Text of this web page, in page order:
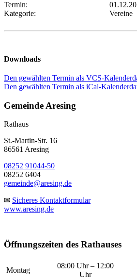
Termin:
Kategorie:
Vereine
Downloads
Den gewählten Termin als VCS-
Den gewählten Termin als iCal-
Gemeinde Aresing
Rathaus
St.-Martin-Str. 16
86561 Aresing
08252 91044-50
08252 6404
gemeinde@aresing.de
✉ Sicheres Kontaktformular
www.aresing.de
Öffnungszeiten des Rathauses
Montag
08:00 Uhr – 12:00
Uhr